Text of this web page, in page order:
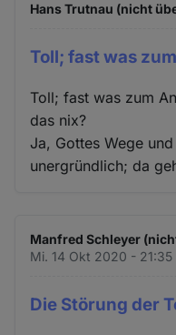
Hans Trutnau (nicht
Toll; fast was
Toll; fast was zum
das nix?
Ja, Gottes Wege
unergründlich; da
Manfred Schleyer
Mi. 14 Okt 2020 - 21:35
Die Störung der